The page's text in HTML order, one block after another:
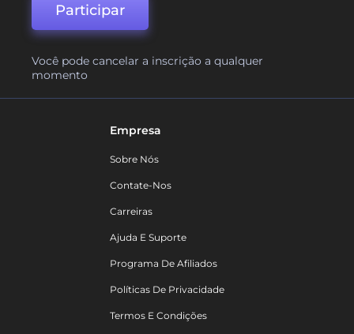
Participar
Você pode cancelar a inscrição a qualquer
momento
Empresa
Sobre Nós
Contate-Nos
Carreiras
Ajuda E Suporte
Programa De Afiliados
Políticas De Privacidade
Termos E Condições